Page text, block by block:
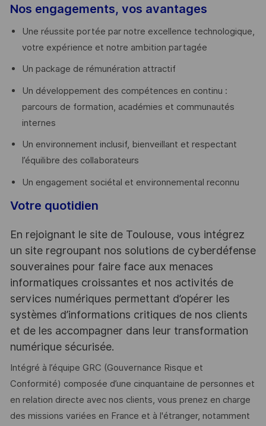
Nos engagements, vos avantages
Une réussite portée par notre excellence technologique,
votre expérience et notre ambition partagée
Un package de rémunération attractif
Un développement des compétences en continu :
parcours de formation, académies et communautés
internes
Un environnement inclusif, bienveillant et respectant
l’équilibre des collaborateurs
Un engagement sociétal et environnemental reconnu
Votre quotidien
En rejoignant le site de Toulouse, vous intégrez
un site regroupant nos solutions de cyberdéfense
souveraines pour faire face aux menaces
informatiques croissantes et nos activités de
services numériques permettant d’opérer les
systèmes d’informations critiques de nos clients
et de les accompagner dans leur transformation
numérique sécurisée.
Intégré à l’équipe GRC (Gouvernance Risque et
Conformité) composée d’une cinquantaine de personnes et
en relation directe avec nos clients, vous prenez en charge
des missions variées en France et à l'étranger, notamment